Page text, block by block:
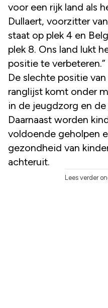
voor een rijk land als
Dullaert, voorzitter
staat op plek 4 en
plek 8. Ons land lukt
positie te verbeteren.”
De slechte positie
ranglijst komt onder
in de jeugdzorg en
Daarnaast worden
voldoende geholpen
gezondheid van
achteruit.
Lees verder